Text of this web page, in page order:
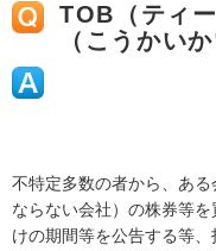
TOB（ティ
（こうかい
不特定多数の者から、あ
ならない会社）の株券等
けの期間等を公告する等